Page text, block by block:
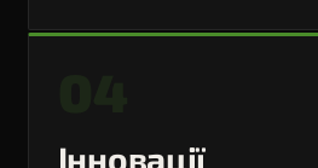
Інновації